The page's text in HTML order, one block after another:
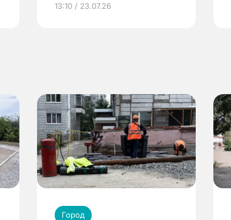
по ОМС!
13:10 / 23.07.26
Город